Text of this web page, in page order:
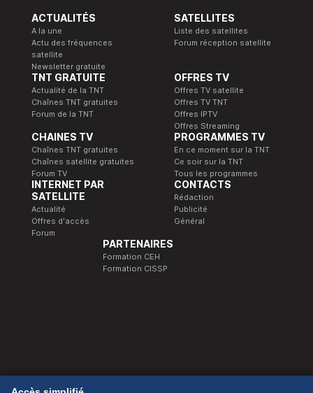
ACTUALITÉS
A la une
Actu des fréquences
satellite
Newsletter gratuite
SATELLITES
Liste des satellites
Forum réception satellite
TNT GRATUITE
Actualité de la TNT
Chaînes TNT gratuites
Forum de la TNT
OFFRES TV
Offres TV satellite
Offres TV TNT
Offres IPTV
Offres Streaming
CHAINES TV
Chaînes TNT gratuites
Chaînes satellite gratuites
Forum TV
PROGRAMMES TV
En ce moment sur la TNT
Ce soir sur la TNT
Tous les programmes
INTERNET PAR
SATELLITE
Actualité
Offres d'accès
Forum
CONTACTS
Rédaction
Publicité
Général
PARTENAIRES
Formation CEH
Formation CISSP
© 1989-2026 Télé Satellite et Numérique.